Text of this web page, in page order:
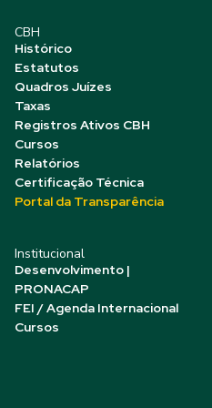
CBH
Histórico
Estatutos
Quadros Juízes
Taxas
Registros Ativos CBH
Cursos
Relatórios
Certificação Técnica
Portal da Transparência
Institucional
Desenvolvimento |
PRONACAP
FEI / Agenda Internacional
Cursos